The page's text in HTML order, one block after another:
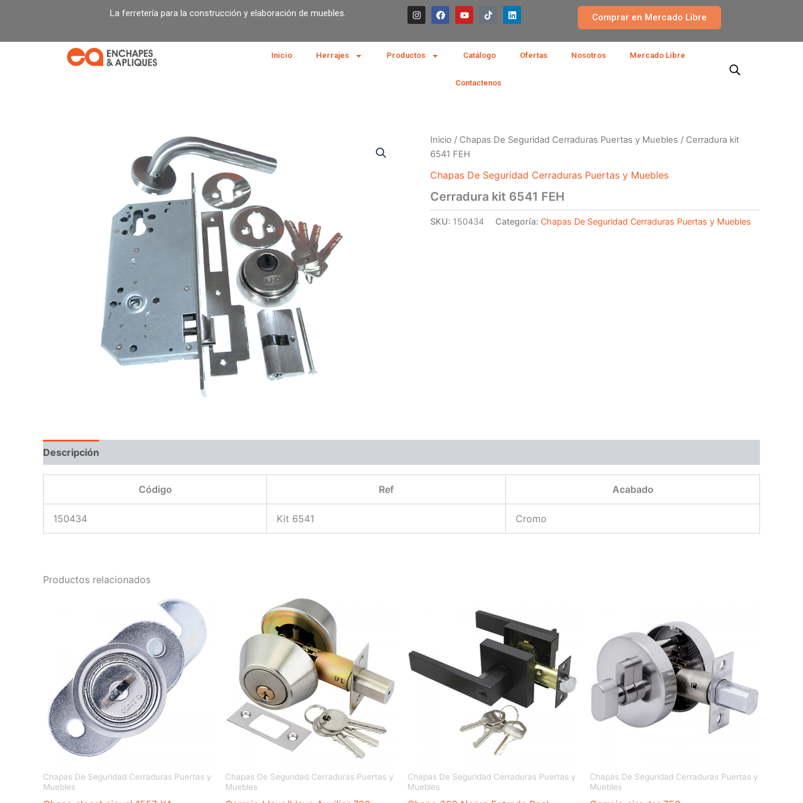
La ferretería para la construcción y elaboración de muebles. I
n
s
a
g
F
a
c
b
Y
o
u
u
b
T
i
o
k
L
i
n
e
Comprar en Mercado Libre
Inicio Herrajes Productos Catálogo Ofertas Nosotros Mercado Libre
Contactenos
Inicio / Chapas De Seguridad Cerraduras Puertas y Muebles / Cerradura kit
6541 FEH
Chapas De Seguridad Cerraduras Puertas y Muebles
Cerradura kit 6541 FEH
SKU: 150434 Categoría: Chapas De Seguridad Cerraduras Puertas y Muebles
Descripción
Código Ref Acabado
150434 Kit 6541 Cromo
Productos relacionados
Chapas De Seguridad Cerraduras Puertas y
Muebles
Chapas De Seguridad Cerraduras Puertas y
Muebles
Chapas De Seguridad Cerraduras Puertas y
Muebles
Chapas De Seguridad Cerraduras Puertas y
Muebles